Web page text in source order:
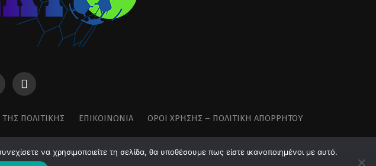
ΤΗΣ ΠΟΛΙΤΙΚΗΣ ΕΠΙΚΟΙΝΩΝΊΑ ΌΡΟΙ ΧΡΉΣΗΣ – ΠΟΛΙΤΙΚΉ ΑΠΟΡΡΉΤΟΥ
να χρησιμοποιείτε τη σελίδα, θα υποθέσουμε πως είστε ικανοποιημένοι με αυτό.